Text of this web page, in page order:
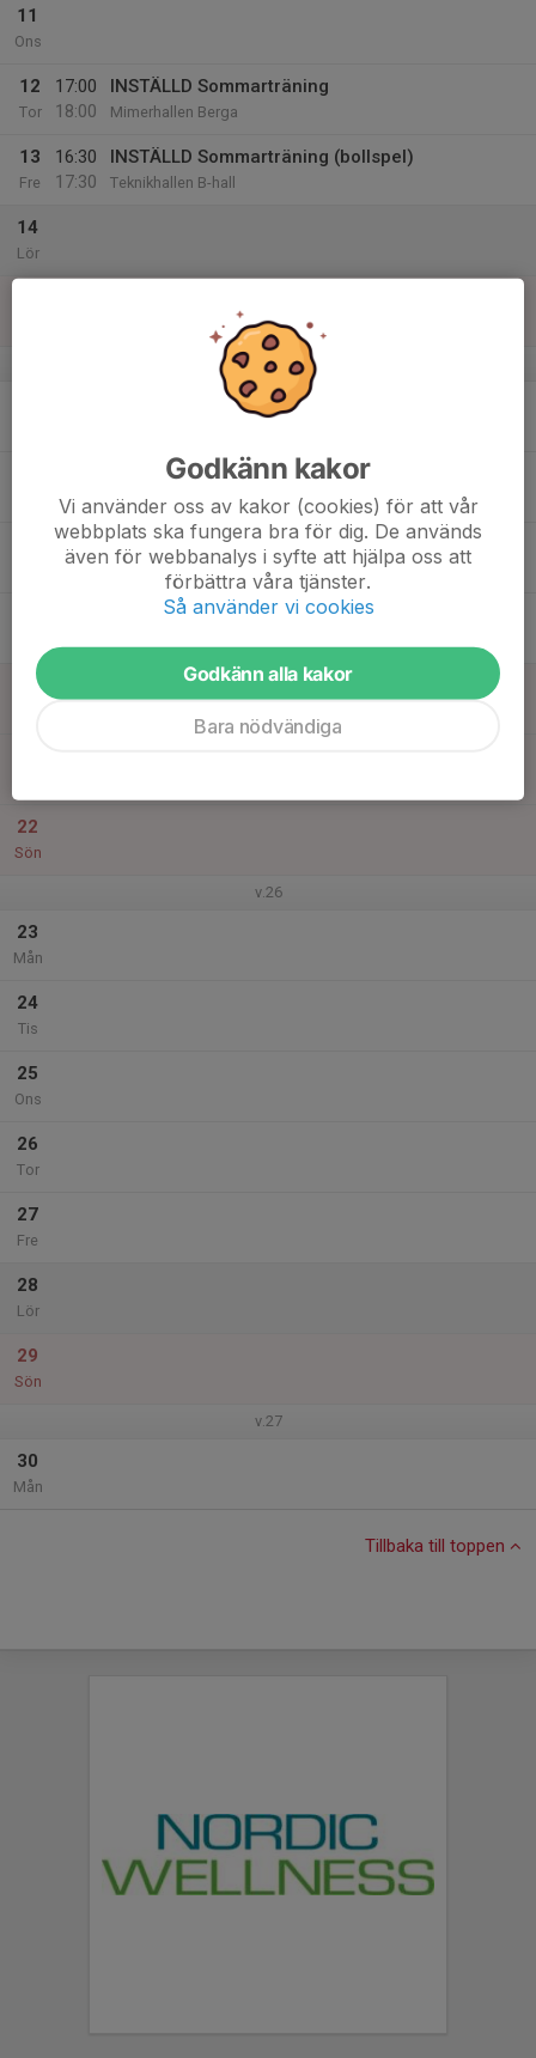
11
Ons
12
Tor
17:00
18:00
INSTÄLLD Sommarträning
Mimerhallen Berga
13
Fre
16:30
17:30
INSTÄLLD Sommarträning (bollspel)
Teknikhallen B-hall
14
Lör
v.25
Sommarträning
20
22
Sön
v.26
23
Mån
24
Tis
25
Ons
26
Tor
27
Fre
28
Lör
29
Sön
v.27
30
Mån
Tillbaka till toppen
Godkänn kakor
Vi använder oss av kakor (cookies) för att vår
webbplats ska fungera bra för dig. De används
även för webbanalys i syfte att hjälpa oss att
förbättra våra tjänster.
Så använder vi cookies
Godkänn alla kakor
Bara nödvändiga